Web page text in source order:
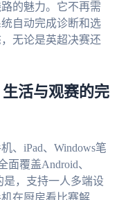
的魅力。它不再需
自动完成诊断和选
无论是英超决赛还
活与观赛的完
、iPad、Windows笔
面覆盖Android、
是，支持一人多端设
在厨房看比赛解